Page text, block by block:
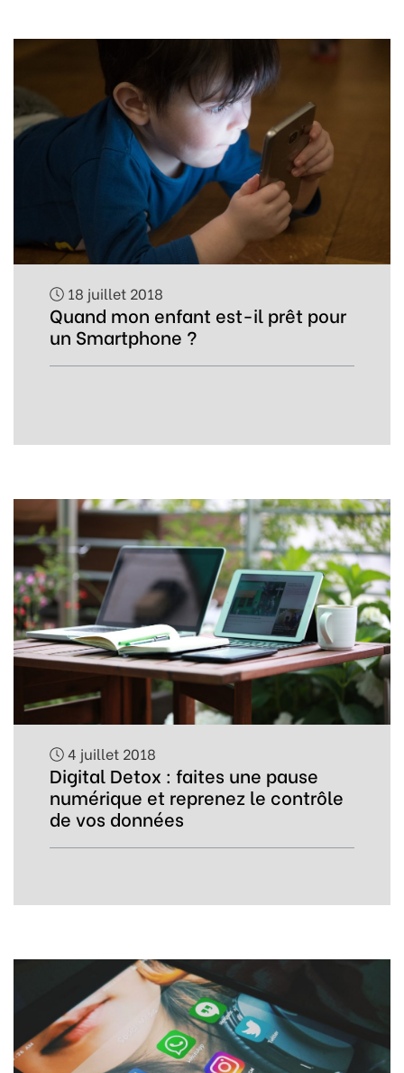
18 juillet 2018
Quand mon enfant est-il prêt pour
un Smartphone ?
4 juillet 2018
Digital Detox : faites une pause
numérique et reprenez le contrôle
de vos données